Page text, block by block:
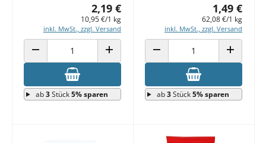
2,19 €
10,95 €/1 kg
inkl. MwSt., zzgl. Versand
ANZAHL VERRINGERN ANZAHL ERHÖHEN
ab3Stück5% sparen
1,49 €
62,08 €/1 kg
inkl. MwSt., zzgl. Versand
ANZAHL VERRINGERN ANZAHL
ab3Stück5% sparen